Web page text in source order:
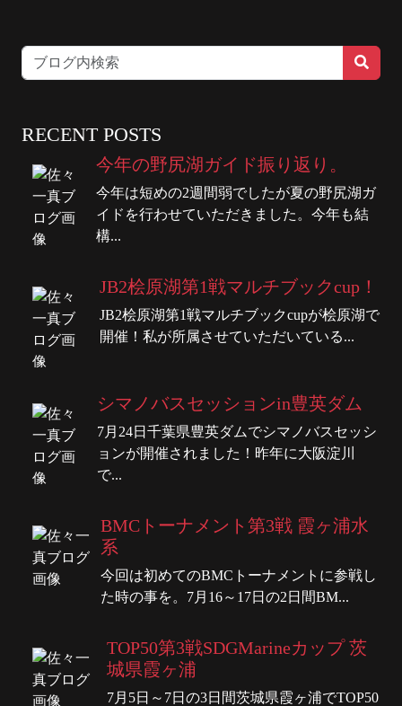
RECENT POSTS
今年の野尻湖ガイド振り返り。
今年は短めの2週間弱でしたが夏の野尻湖ガ
イドを行わせていただきました。今年も結
構...
JB2桧原湖第1戦マルチブックcup！
JB2桧原湖第1戦マルチブックcupが桧原湖で
開催！私が所属させていただいている...
シマノバスセッションin豊英ダム
7月24日千葉県豊英ダムでシマノバスセッシ
ョンが開催されました！昨年に大阪淀川
で...
BMCトーナメント第3戦 霞ヶ浦水
系
今回は初めてのBMCトーナメントに参戦し
た時の事を。7月16～17日の2日間BM...
TOP50第3戦SDGMarineカップ 茨
城県霞ヶ浦
7月5日～7日の3日間茨城県霞ヶ浦でTOP50